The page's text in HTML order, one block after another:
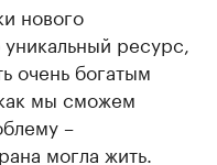
нового
уникальный ресурс,
очень богатым
мы сможем
–
могла жить.